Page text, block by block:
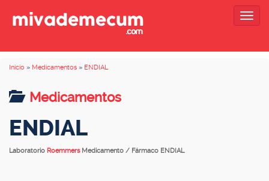
Inicio » Medicamentos » ENDIAL
Medicamentos
ENDIAL
Laboratorio Roemmers Medicamento / Fármaco ENDIAL